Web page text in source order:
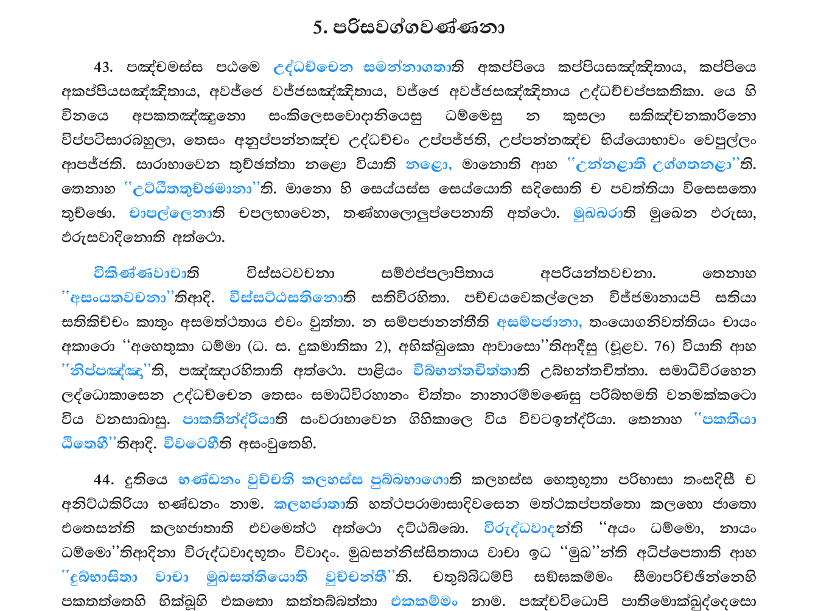
5. පරිසවග්ගවණ්ණනා
43. පඤ්චමස්ස පඨමෙඋද්ධච්චෙන සමන්නාගතාති අකප්පියෙ කප්පියසඤ්ඤිතාය, කප්පියෙ
අකප්පියසඤ්ඤිතාය, අවජ්ජෙ වජ්ජසඤ්ඤිතාය, වජ්ජෙ අවජ්ජසඤ්ඤිතායඋද්ධච්චප්පකතිකා. යෙ හි
විනයෙ අපකතඤ්ඤුනො සංකිලෙසවොදානියෙසු ධම්මෙසු න කුසලා සකිඤ්චනකාරිනො
විප්පටිසාරබහුලා, තෙසං අනුප්පන්නඤ්ච උද්ධච්චං උප්පජ්ජති, උප්පන්නඤ්ච භිය්යොභාවං වෙපුල්ලං
ආපජ්ජති. සාරාභාවෙන තුච්ඡත්තා නළො වියාති නළො, මානොති ආහ ‘‘උන්නළාති උග්ගතනළා’’ති.
තෙනාහ ‘‘උට්ඨිතතුච්ඡමානා’’ති. මානො හි සෙය්යස්ස සෙය්යොති සදිසොති ච පවත්තියා විසෙසතො
තුච්ඡො. චාපල්ලෙනාති චපලභාවෙන, තණ්හාලොලුප්පෙනාති අත්ථො. මුඛඛරාති මුඛෙන ඵරුසා,
ඵරුසවාදිනොති අත්ථො.
විකිණ්ණවාචාති විස්සටවචනා සම්ඵප්පලාපිතාය අපරියන්තවචනා. තෙනාහ
‘‘අසංයතවචනා’’තිආදි. විස්සට්ඨසතිනොති සතිවිරහිතා. පච්චයවෙකල්ලෙන විජ්ජමානායපි සතියා
සතිකිච්චං කාතුං අසමත්ථතාය එවං වුත්තා. න සම්පජානන්තීති අසම්පජානා, තංයොගනිවත්තියං චායං
අකාරො ‘‘අහෙතුකා ධම්මා (ධ. ස. දුකමාතිකා 2), අභික්ඛුකො ආවාසො’’තිආදීසු (චූළව. 76) වියාති ආහ
‘‘නිප්පඤ්ඤා’’ති, පඤ්ඤාරහිතාති අත්ථො. පාළියං විබ්භන්තචිත්තාති උබ්භන්තචිත්තා. සමාධිවිරහෙන
ලද්ධොකාසෙන උද්ධච්චෙන තෙසං සමාධිවිරහානං චිත්තං නානාරම්මණෙසු පරිබ්භමති වනමක්කටො
විය වනසාඛාසු.පාකතින්ද්රියාති සංවරාභාවෙන ගිහිකාලෙ විය විවටඉන්ද්රියා. තෙනාහ ‘‘පකතියා
ඨිතෙහී’’තිආදි. විවටෙහීති අසංවුතෙහි.
44. දුතියෙ භණ්ඩනං වුච්චති කලහස්ස පුබ්බභාගොති කලහස්ස හෙතුභූතා පරිභාසා තංසදිසී ච
අනිට්ඨකිරියා භණ්ඩනං නාම.කලහජාතාති හත්ථපරාමාසාදිවසෙන මත්ථකප්පත්තො කලහො ජාතො
එතෙසන්ති කලහජාතාති එවමෙත්ථ අත්ථො දට්ඨබ්බො. විරුද්ධවාදන්ති ‘‘අයං ධම්මො, නායං
ධම්මො’’තිආදිනා විරුද්ධවාදභූතං විවාදං. මුඛසන්නිස්සිතතාය වාචා ඉධ ‘‘මුඛ’’න්ති අධිප්පෙතාති ආහ
‘‘දුබ්භාසිතා වාචා මුඛසත්තියොති වුච්චන්තී’’ති. චතුබ්බිධම්පි සඞ්ඝකම්මං සීමාපරිච්ඡින්නෙහි
පකතත්තෙහි භික්ඛූහි එකතො කත්තබ්බත්තා එකකම්මං නාම. පඤ්චවිධොපි පාතිමොක්ඛුද්දෙසො